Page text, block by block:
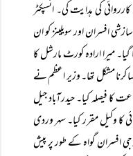
کی ہدایت کی۔ انسپکٹر
افسران اور سویلینز کو ان
میرا ارادہ کورٹ مارشل کا
کرنا مشکل تھا۔ وزیر اعظم نے
فیصلہ کیا۔ حیدرآباد جیل
کا وکیل مقرر کیا۔ سہر وردی
افسران گواہ کے طور پر پیش